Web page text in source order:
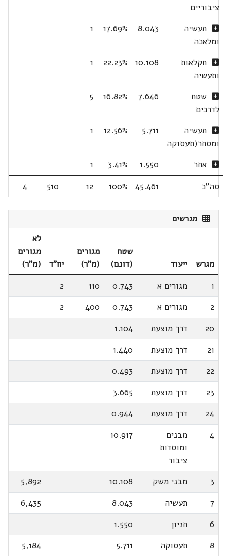
ציבוריים
תעשיה
ומלאכה
8.043
17.69%
1
חקלאות
ותעשיה
10.108
22.23%
1
שטח
לדרכים
7.646
16.82%
5
תעשיה
ומסחר(תעסוקה
5.711
12.56%
1
אחר 1.550
3.41%
1
סה"כ
45.461
100%
12
510
4
מגרשים
מגרש ייעוד
שטח
(דונם)
מגורים
(מ"ר)
יח"ד
לא
מגורים
(מ"ר)
1
מגורים א 0.743
110
2
2
מגורים א 0.743
400
2
20
דרך מוצעת
1.104
21
דרך מוצעת
1.440
22
דרך מוצעת
0.493
23
דרך מוצעת
3.665
24
דרך מוצעת
0.944
4
מבנים
ומוסדות
ציבור
10.917
3 מבני משק 10.108
5,892
7
תעשיה 8.043
6,435
6
חניון
1.550
8
תעסוקה 5.711
5,184